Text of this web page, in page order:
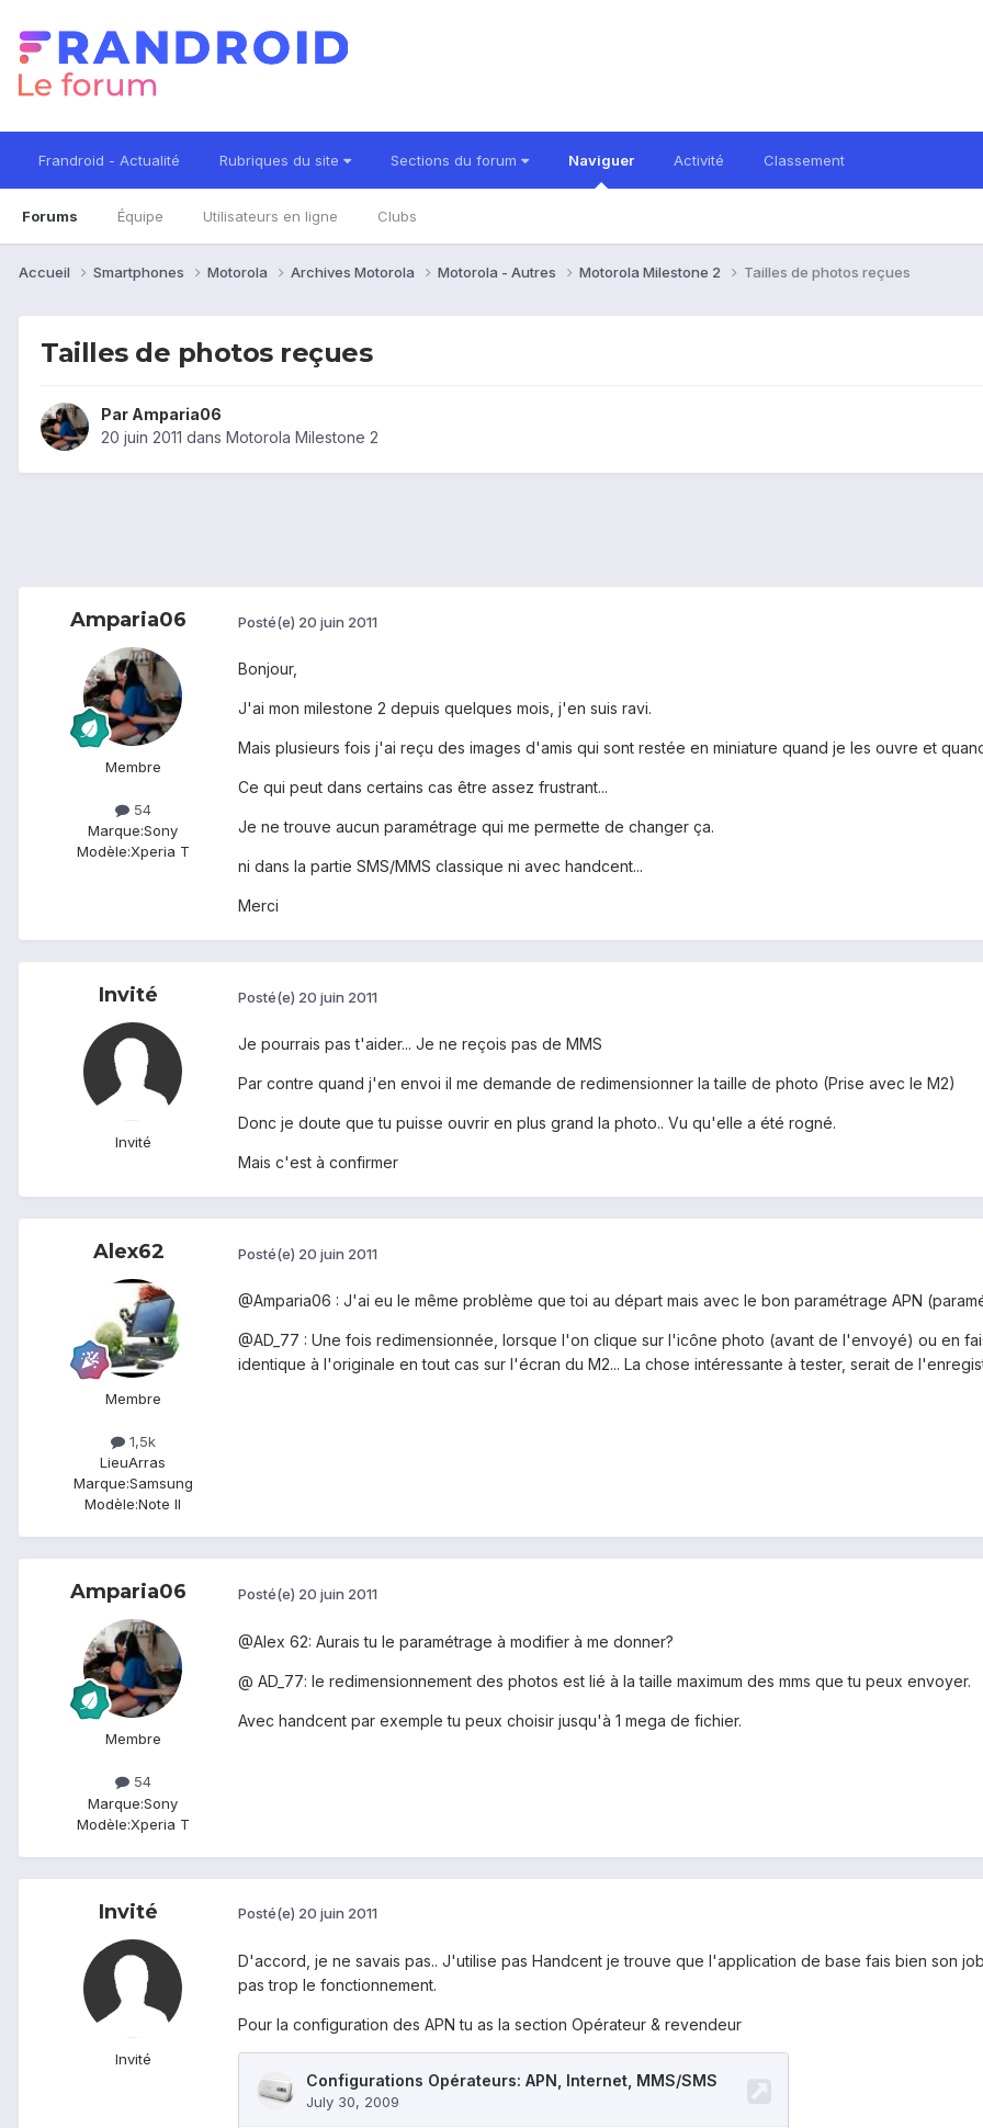
Frandroid - Actualité Rubriques du site Sections du forum Naviguer
Forums Équipe Utilisateurs en ligne Clubs
Activité Classement
Accueil Smartphones Motorola Archives Motorola Motorola - Autres Motorola Milestone 2 Tailles de photos reçues
Tailles de photos reçues
Par Amparia06
20 juin 2011 dans Motorola Milestone 2
Amparia06
Membre
54
Marque:Sony
Modèle:Xperia T
Posté(e) 20 juin 2011
Bonjour,
J'ai mon milestone 2 depuis quelques mois, j'en suis ravi.
Mais plusieurs fois j'ai reçu des images d'amis qui sont restée en miniature quand je les ouvre et
Ce qui peut dans certains cas être assez frustrant...
Je ne trouve aucun paramétrage qui me permette de changer ça.
ni dans la partie SMS/MMS classique ni avec handcent...
Merci
Invité
Invité
Posté(e) 20 juin 2011
Je pourrais pas t'aider... Je ne reçois pas de MMS
Par contre quand j'en envoi il me demande de redimensionner la taille de photo (Prise avec le M2)
Donc je doute que tu puisse ouvrir en plus grand la photo.. Vu qu'elle a été rogné.
Mais c'est à confirmer
Alex62
Membre
1,5k
LieuArras
Marque:Samsung
Modèle:Note II
Posté(e) 20 juin 2011
@Amparia06 : J'ai eu le même problème que toi au départ mais avec le bon paramétrage APN
@AD_77 : Une fois redimensionnée, lorsque l'on clique sur l'icône photo (avant de l'envoyé) ou en
identique à l'originale en tout cas sur l'écran du M2... La chose intéressante à tester, serait de
Amparia06
Membre
54
Marque:Sony
Modèle:Xperia T
Posté(e) 20 juin 2011
@Alex 62: Aurais tu le paramétrage à modifier à me donner?
@ AD_77: le redimensionnement des photos est lié à la taille maximum des mms que tu peux envoyer.
Avec handcent par exemple tu peux choisir jusqu'à 1 mega de fichier.
Invité
Invité
Posté(e) 20 juin 2011
D'accord, je ne savais pas.. J'utilise pas Handcent je trouve que l'application de base fais bien son
pas trop le fonctionnement.
Pour la configuration des APN tu as la section Opérateur & revendeur